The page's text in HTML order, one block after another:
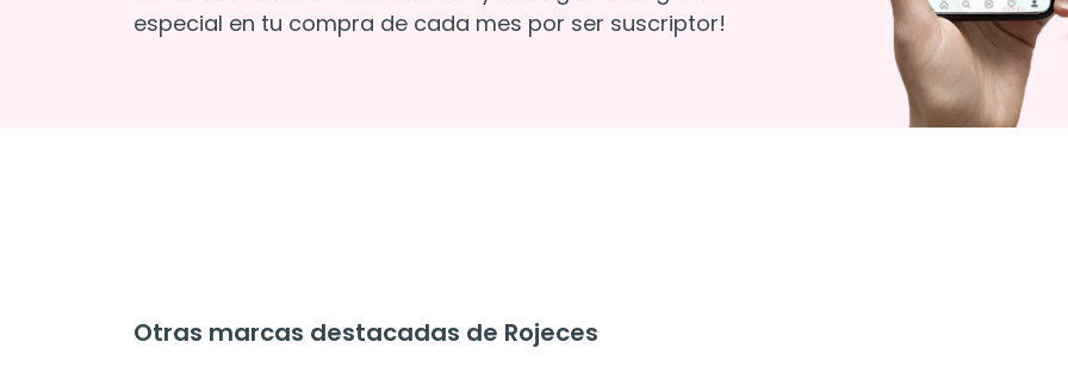
especial en tu compra de cada mes por ser suscriptor!
Otras marcas destacadas de Rojeces